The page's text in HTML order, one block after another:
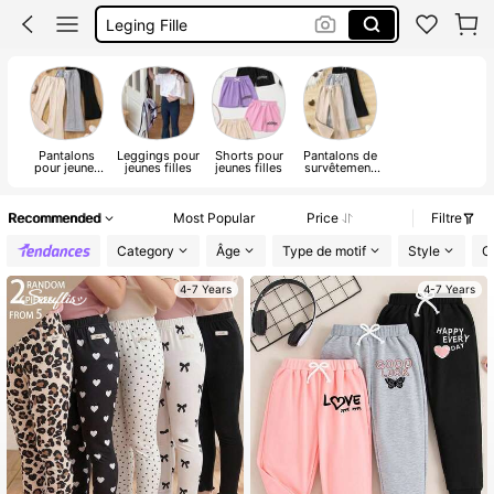
Leging Fille
Legging Enfant Fille
Pantalons
pour jeunes
Leggings pour
jeunes filles
Shorts pour
jeunes filles
Pantalons de
survêtement
Recommended Most Popular Price
Filtre
Category
Âge Type de motif Style
4-7 Years 4-7 Years